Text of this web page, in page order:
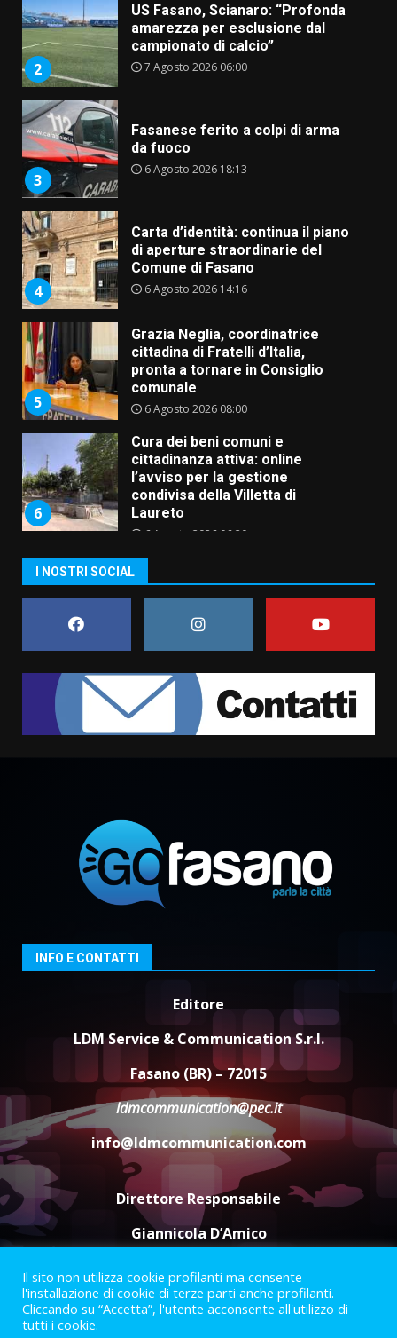
2
US Fasano, Scianaro: “Profonda
amarezza per esclusione dal
campionato di calcio”
7 Agosto 2026 06:00
3
Fasanese ferito a colpi di arma
da fuoco
6 Agosto 2026 18:13
4
Carta d’identità: continua il piano
di aperture straordinarie del
Comune di Fasano
6 Agosto 2026 14:16
5
Grazia Neglia, coordinatrice
cittadina di Fratelli d’Italia,
pronta a tornare in Consiglio
comunale
6 Agosto 2026 08:00
6
Cura dei beni comuni e
cittadinanza attiva: online
l’avviso per la gestione
condivisa della Villetta di
Laureto
6 Agosto 2026 06:20
assoluta de “L’Albergo
Belvedere. Il rapimento”
6 Agosto 2026 06:15
1
Rivoluzione”: nuovo
appuntamento con “Fasano in
Banda”
campionato di calcio”
7 Agosto 2026 06:00
3
Fasanese ferito a colpi di arma
6 Agosto 2026 18:13
Carta d’identità: continua il piano
di aperture straordinarie del
Comune di Fasano
6 Agosto 2026 14:16
Grazia Neglia, coordinatrice
cittadina di Fratelli d’Italia,
pronta a tornare in Consiglio
comunale
6 Agosto 2026 08:00
I NOSTRI SOCIAL
INFO E CONTATTI
Editore
LDM Service & Communication S.r.l.
Fasano (BR) – 72015
ldmcommunication@pec.it
info@ldmcommunication.com
Direttore Responsabile
Giannicola D’Amico
Termini e Condizioni
Privacy Policy
Informazioni Legali
Il sito non utilizza cookie profilanti ma consente
l'installazione di cookie di terze parti anche profilanti.
Cliccando su “Accetta”, l'utente acconsente all'utilizzo di
tutti i cookie.